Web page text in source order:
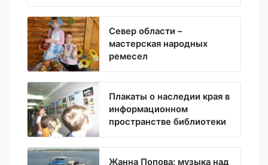
Север области –
мастерская народных
ремесел
Плакаты о наследии края в
информационном
пространстве библиотеки
Жанна Попова: музыка над